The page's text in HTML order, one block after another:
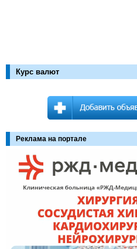
Курс валют
Реклама на портале